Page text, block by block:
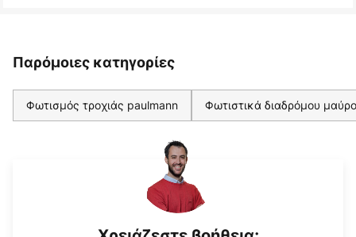
Παρόμοιες κατηγορίες
Φωτισμός τροχιάς paulmann Φωτιστικά διαδρόμου μαύρο